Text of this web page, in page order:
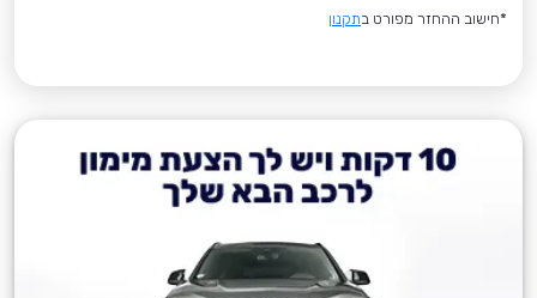
*חישוב ההחזר מפורט בתקנון